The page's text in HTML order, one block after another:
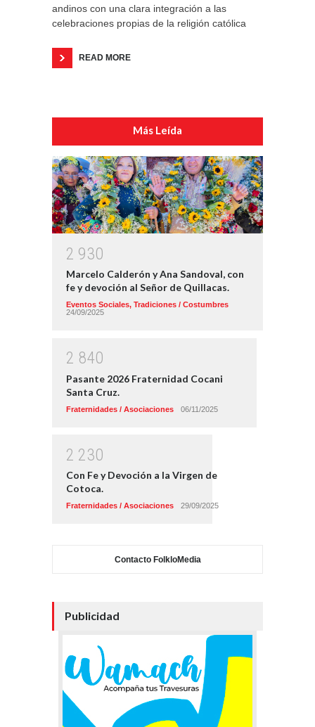
andinos con una clara integración a las
celebraciones propias de la religión católica
READ MORE
Más Leída
2 930
Marcelo Calderón y Ana Sandoval, con
fe y devoción al Señor de Quillacas.
Eventos Sociales, Tradiciones / Costumbres
24/09/2025
2 840
Pasante 2026 Fraternidad Cocani
Santa Cruz.
Fraternidades / Asociaciones 06/11/2025
2 230
Con Fe y Devoción a la Virgen de
Cotoca.
Fraternidades / Asociaciones 29/09/2025
Contacto FolkloMedia
Publicidad